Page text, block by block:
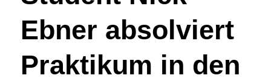
Ebner absolviert
Praktikum in den